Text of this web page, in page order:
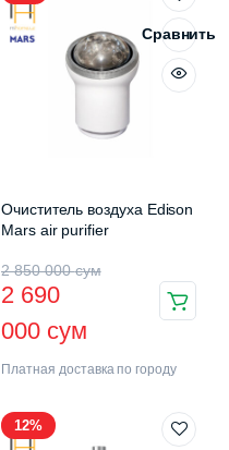
Сравнить
Очиститель воздуха Edison
Mars air purifier
2 850 000сум
2 690
000 сум
Платная доставка по городу
12%